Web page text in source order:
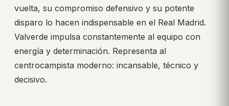
vuelta, su compromiso defensivo y su potente
disparo lo hacen indispensable en el Real Madrid.
Valverde impulsa constantemente al equipo con
energía y determinación. Representa al
centrocampista moderno: incansable, técnico y
decisivo.